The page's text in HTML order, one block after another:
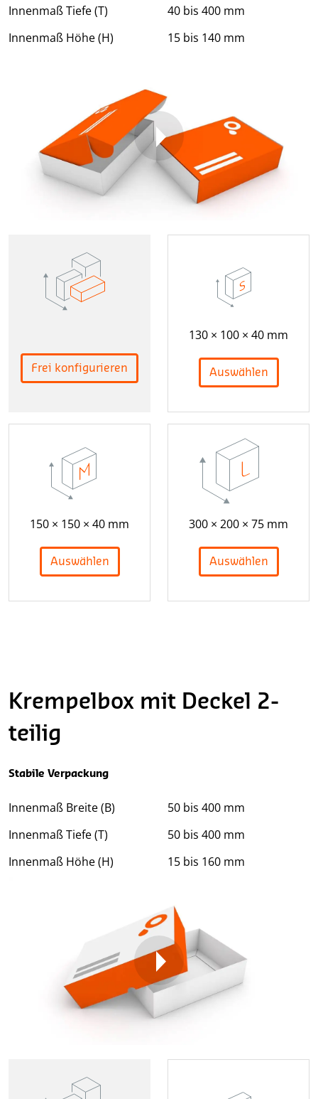
Innenmaß Tiefe (T)
40 bis 400 mm
Innenmaß Höhe (H)
15 bis 140 mm
Frei konfigurieren
130 × 100 × 40 mm
Auswählen
150 × 150 × 40 mm
Auswählen
300 × 200 × 75 mm
Auswählen
Krempelbox mit Deckel 2-
teilig
Stabile Verpackung
Innenmaß Breite (B)
50 bis 400 mm
Innenmaß Tiefe (T)
50 bis 400 mm
Innenmaß Höhe (H)
15 bis 160 mm